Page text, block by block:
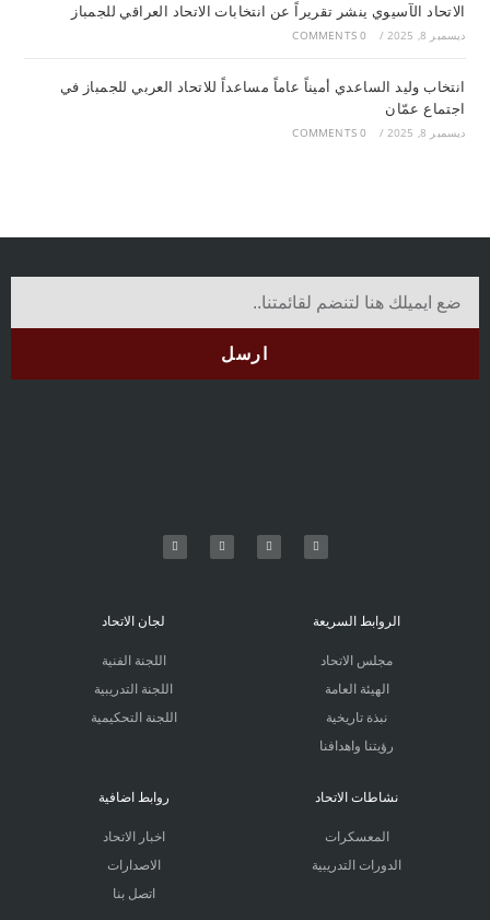
الاتحاد الآسيوي ينشر تقريراً عن انتخابات الاتحاد العراقي للجمباز
ديسمبر 8, 2025 /
0 COMMENTS
انتخاب وليد الساعدي أميناً عاماً مساعداً للاتحاد العربي للجمباز في
اجتماع عمّان
ديسمبر 8, 2025 /
0 COMMENTS
ارسل
الروابط السريعة
مجلس الاتحاد
الهيئة العامة
نبذة تاريخية
رؤيتنا واهدافنا
لجان الاتحاد
اللجنة الفنية
اللجنة التدريبية
اللجنة التحكيمية
نشاطات الاتحاد
المعسكرات
الدورات التدريبية
روابط اضافية
اخبار الاتحاد
الاصدارات
اتصل بنا